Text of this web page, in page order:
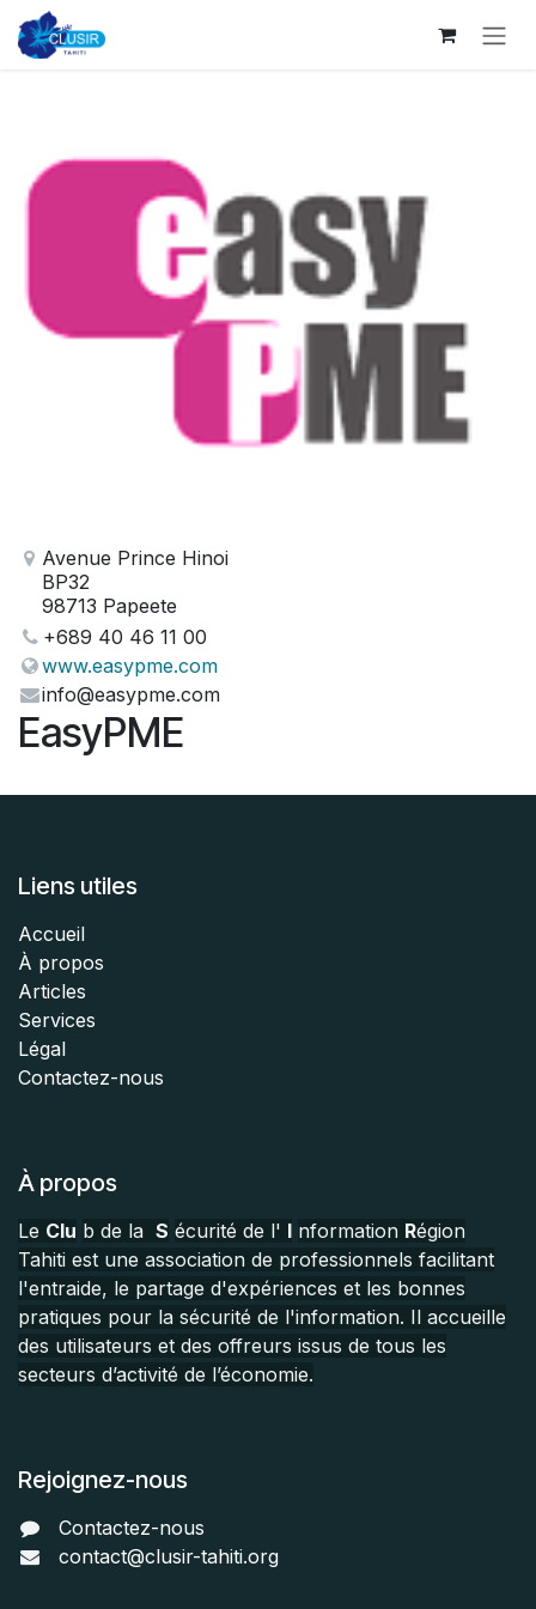
Se rendre au contenu
Avenue Prince Hinoi
BP32
98713 Papeete
+689 40 46 11 00
www.easypme.com
info@easypme.com
EasyPME
Liens utiles
Accueil
À propos
Articles
Services
Légal
Contactez-nous
À propos
Le Clu b de la S écurité de l' I nformation Région
Tahiti est une association de professionnels facilitant
l'entraide, le partage d'expériences et les bonnes
pratiques pour la sécurité de l'information. Il accueille
des utilisateurs et des offreurs issus de tous les
secteurs d’activité de l’économie.
Rejoignez-nous
Contactez-nous
contact@clusir-tahiti.org